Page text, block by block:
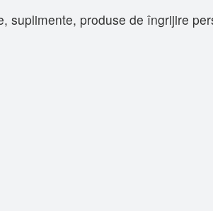
suplimente, produse de îngrijire